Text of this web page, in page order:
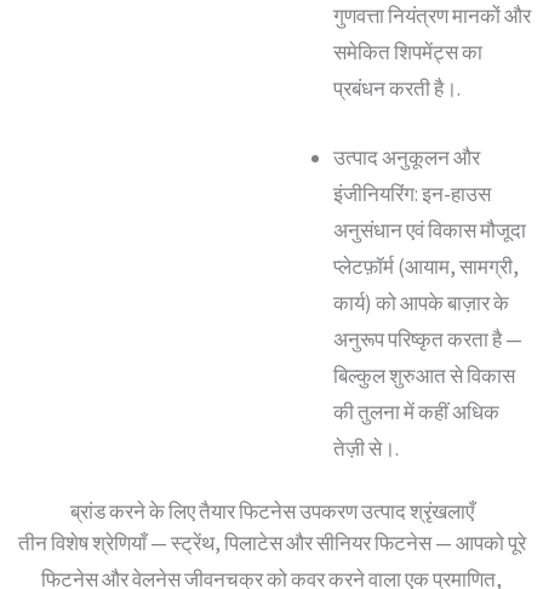
गुणवत्ता नियंत्रण मानकों और
समेकित शिपमेंट्स का
प्रबंधन करती है।.
उत्पाद अनुकूलन और
इंजीनियरिंग: इन-हाउस
अनुसंधान एवं विकास मौजूदा
प्लेटफ़ॉर्म (आयाम, सामग्री,
कार्य) को आपके बाज़ार के
अनुरूप परिष्कृत करता है —
बिल्कुल शुरुआत से विकास
की तुलना में कहीं अधिक
तेज़ी से।.
ब्रांड करने के लिए तैयार फिटनेस उपकरण उत्पाद श्रृंखलाएँ
तीन विशेष श्रेणियाँ — स्ट्रेंथ, पिलाटेस और सीनियर फिटनेस — आपको पूरे
फिटनेस और वेलनेस जीवनचक्र को कवर करने वाला एक प्रमाणित,